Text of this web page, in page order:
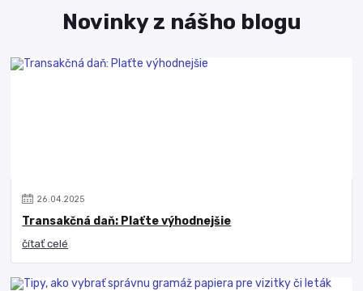
Novinky z nášho blogu
26.04.2025
Transakčná daň: Plaťte výhodnejšie
čítať celé